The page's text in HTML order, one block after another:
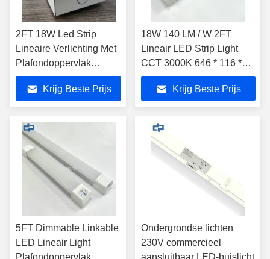
2FT 18W Led Strip
Lineaire Verlichting Met
Plafondoppervlak
Montage
Krijg Beste Prijs
18W 140 LM / W 2FT
Lineair LED Strip Light
CCT 3000K 646 * 116 *
96mm
Krijg Beste Prijs
5FT Dimmable Linkable
LED Lineair Light
Plafondoppervlak
Ondergrondse lichten
230V commercieel
aansluitbaar LED-buislicht